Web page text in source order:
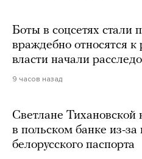
Боты в соцсетях стали
враждебно относятся
власти начали
9 часов назад
Светлане Тихановской
в польском банке из-за
белорусского паспорта